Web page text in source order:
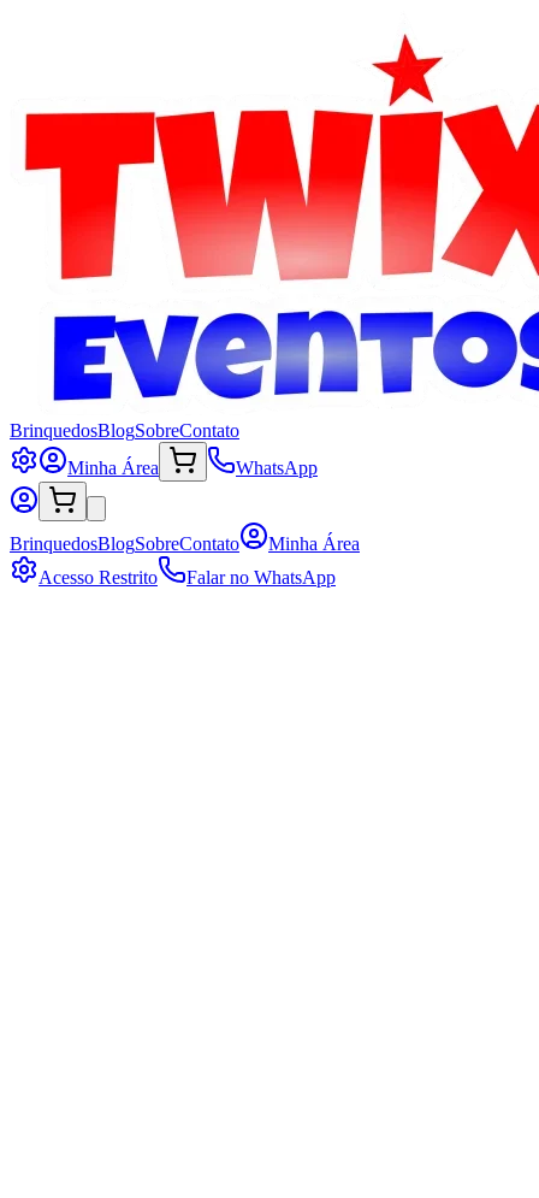
BrinquedosBlogSobreContato
Minha Área
WhatsApp
BrinquedosBlogSobreContato
Minha Área
Acesso Restrito
Falar no WhatsApp